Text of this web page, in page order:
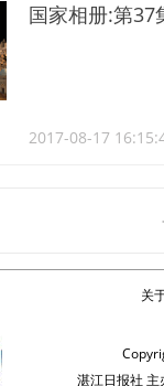
国家相册:第37
2017-08-17
关
湛江日报社